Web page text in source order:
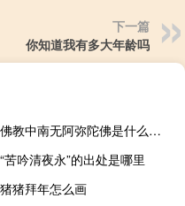
下一篇
你知道我有多大年龄吗
佛教中南无阿弥陀佛是什么意思
“苦吟清夜永”的出处是哪里
猪猪拜年怎么画